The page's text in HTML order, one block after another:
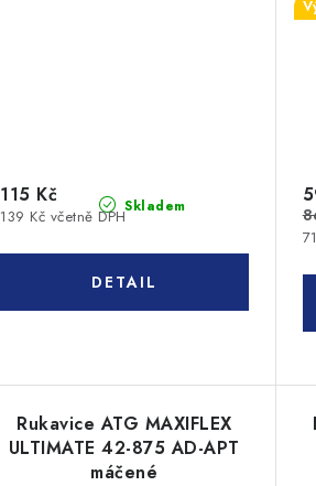
Skladem
139 Kč včetně DPH
115 Kč
Rukavice ATG MAXIFLEX
ULTIMATE 42-875 AD-APT
máčené